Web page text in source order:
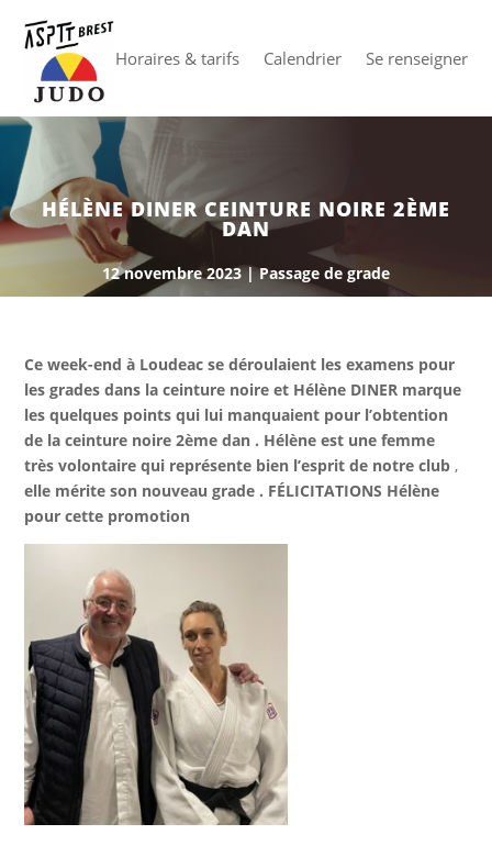
Horaires & tarifs Calendrier Se renseigner
HÉLÈNE DINER CEINTURE NOIRE 2ÈME
DAN
12 novembre 2023|Passage de grade
Ce week-end à Loudeac se déroulaient les examens pour
les grades dans la ceinture noire et Hélène DINER marque
les quelques points qui lui manquaient pour l’obtention
de la ceinture noire 2ème dan . Hélène est une femme
très volontaire qui représente bien l’esprit de notre club ,
elle mérite son nouveau grade . FÉLICITATIONS Hélène
pour cette promotion